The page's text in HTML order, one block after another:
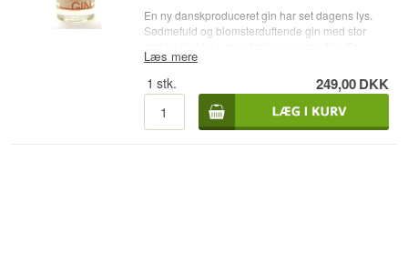
En ny danskproduceret gin har set dagens lys.
Sødmefuld og blomsterduftende gin med stor
perfekt gin til cocktails, sammen med en god
tonic over rigeligt med is - eller sammen med frisk
æble juice. Mosgaard Distilllery - Tangerine Gin -
nyd den ren eller med en af nedenstående tonic
Se alle gins fra Mosgaard her. Destilleri:
Læs mere
1 stk. 249,00DKK